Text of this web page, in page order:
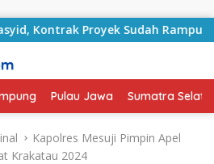
Proyek Sudah Rampung
Pulau Jawa Sumatra
Kapolres Mesuji Pimpin Apel
Krakatau 2024